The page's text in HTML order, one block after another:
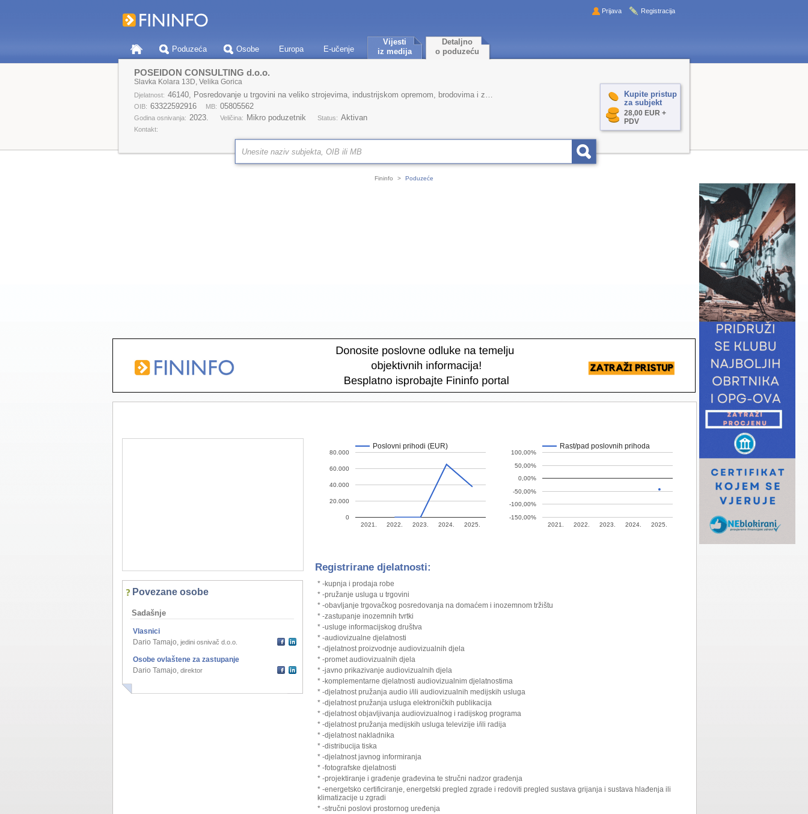
Poduzeća Osobe Europa E-učenje
Vijesti
iz medija
Detaljno
o poduzeću
Prijava Registracija
Kupite pristup
za subjekt
28,00 EUR +
PDV
POSEIDON CONSULTING d.o.o.
Slavka Kolara 13D, Velika Gorica
Djelatnost: 46140, Posredovanje u trgovini na veliko strojevima, industrijskom opremom, brodovima i zrakoplovima
OIB: 63322592916 MB: 05805562
Godina osnivanja: 2023. Veličina: Mikro poduzetnik Status: Aktivan
Kontakt:
Fininfo > Poduzeće
Povezane osobe
Sadašnje
Vlasnici
Dario Tamajo, jedini osnivač d.o.o.
Osobe ovlaštene za zastupanje
Dario Tamajo, direktor
Poslovni prihodi (EUR)
2021. 2022. 2023. 2024. 2025.
0
20.000
40.000
60.000
80.000
Rast/pad poslovnih prihoda
2021. 2022. 2023. 2024. 2025.
-150,00%
-100,00%
-50,00%
0,00%
50,00%
100,00%
Registrirane djelatnosti:
* -kupnja i prodaja robe
* -pružanje usluga u trgovini
* -obavljanje trgovačkog posredovanja na domaćem i inozemnom tržištu
* -zastupanje inozemnih tvrtki
* -usluge informacijskog društva
* -audiovizualne djelatnosti
* -djelatnost proizvodnje audiovizualnih djela
* -promet audiovizualnih djela
* -javno prikazivanje audiovizualnih djela
* -komplementarne djelatnosti audiovizualnim djelatnostima
* -djelatnost pružanja audio i/ili audiovizualnih medijskih usluga
* -djelatnost pružanja usluga elektroničkih publikacija
* -djelatnost objavljivanja audiovizualnog i radijskog programa
* -djelatnost pružanja medijskih usluga televizije i/ili radija
* -djelatnost nakladnika
* -distribucija tiska
* -djelatnost javnog informiranja
* -fotografske djelatnosti
* -projektiranje i građenje građevina te stručni nadzor građenja
* -energetsko certificiranje, energetski pregled zgrade i redoviti pregled sustava grijanja i sustava hlađenja ili
klimatizacije u zgradi
* -stručni poslovi prostornog uređenja